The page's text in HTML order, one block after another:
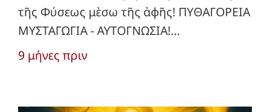
τῆς Φύσεως μὲσω τῆς ἀφῆς! ΠΥΘΑΓΟΡΕΙΑ
ΜΥΣΤΑΓΩΓΙΑ - ΑΥΤΟΓΝΩΣΙΑ!…
9 μήνες πριν